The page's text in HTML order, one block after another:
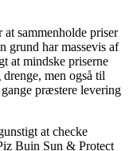
sammenholde priser
grund har massevis af
at mindske priserne
men også til
præstere levering
at checke
Buin Sun & Protect